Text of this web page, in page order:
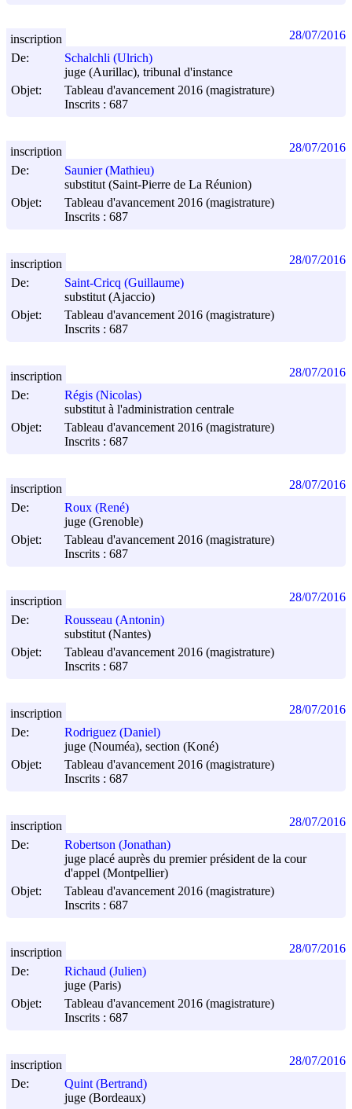
De:
Schalchli (Ulrich)
juge (Aurillac), tribunal d'instance
Objet:
Tableau d'avancement 2016 (magistrature)
Inscrits : 687
inscription 28/07/2016
De:
Saunier (Mathieu)
substitut (Saint-Pierre de La Réunion)
Objet:
Tableau d'avancement 2016 (magistrature)
Inscrits : 687
inscription 28/07/2016
De:
Saint-Cricq (Guillaume)
substitut (Ajaccio)
Objet:
Tableau d'avancement 2016 (magistrature)
Inscrits : 687
inscription 28/07/2016
De:
Régis (Nicolas)
substitut à l'administration centrale
Objet:
Tableau d'avancement 2016 (magistrature)
Inscrits : 687
inscription 28/07/2016
De:
Roux (René)
juge (Grenoble)
Objet:
Tableau d'avancement 2016 (magistrature)
Inscrits : 687
inscription 28/07/2016
De:
Rousseau (Antonin)
substitut (Nantes)
Objet:
Tableau d'avancement 2016 (magistrature)
Inscrits : 687
inscription 28/07/2016
De:
Rodriguez (Daniel)
juge (Nouméa), section (Koné)
Objet:
Tableau d'avancement 2016 (magistrature)
Inscrits : 687
inscription 28/07/2016
De:
Robertson (Jonathan)
juge placé auprès du premier président de la cour
d'appel (Montpellier)
Objet:
Tableau d'avancement 2016 (magistrature)
Inscrits : 687
inscription 28/07/2016
De:
Richaud (Julien)
juge (Paris)
Objet:
Tableau d'avancement 2016 (magistrature)
Inscrits : 687
inscription 28/07/2016
De:
Quint (Bertrand)
juge (Bordeaux)
inscription 28/07/2016